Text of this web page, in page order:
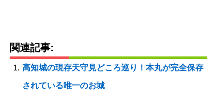
関連記事:
高知城の現存天守見どころ巡り！本丸が完全保存
されている唯一のお城